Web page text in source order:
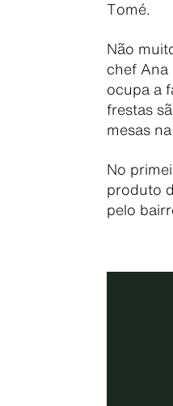
Tomé.
Não
chef Ana
ocupa a
frestas
mesas
No
produto
pelo